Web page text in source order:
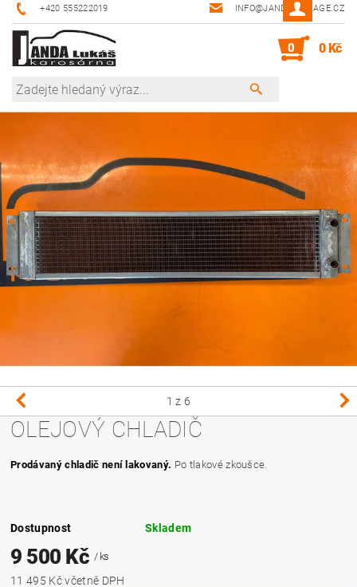
+420 555222019 INFO@JANDA-GARAGE.CZ
0 0 Kč
1 z 6
OLEJOVÝ CHLADIČ
Prodávaný chladič není lakovaný. Po tlakové zkoušce.
Dostupnost Skladem
9 500 Kč / ks
11 495 Kč včetně DPH